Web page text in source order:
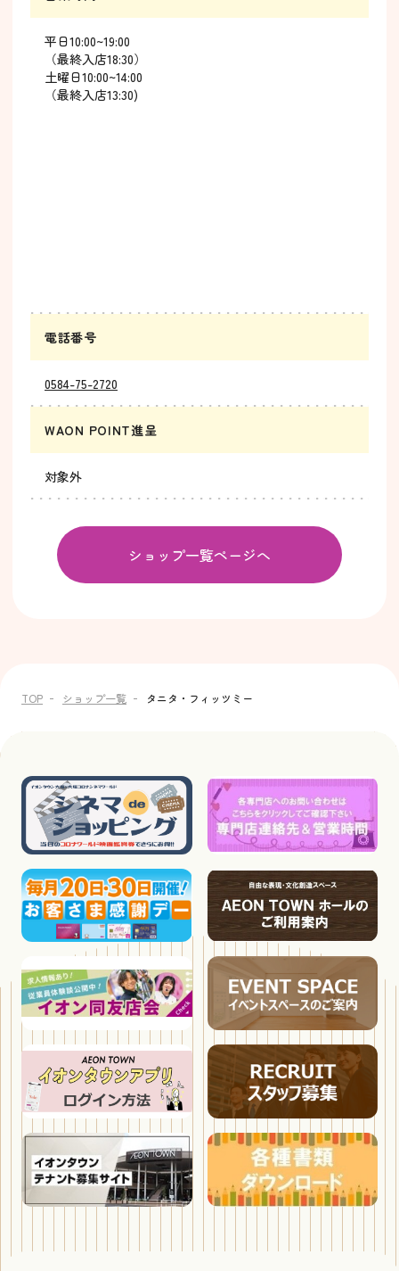
平日10:00~19:00
（最終入店18:30）
土曜日10:00~14:00
（最終入店13:30)
電話番号
0584-75-2720
WAON POINT進呈
対象外
ショップ一覧ページへ
TOP ショップ一覧 タニタ・フィッツミー